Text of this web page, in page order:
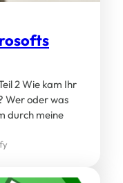
2 Wie kam Ihr
Wer oder was
durch meine